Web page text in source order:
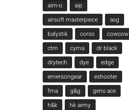
aim-o
aip
airsoft masterpiece
asg
balystik
corso
cowcow
ctm
cyma
dr black
drytech
dye
edge
emersongear
eshooter
fma
g&g
gens ace
h&k
hk army